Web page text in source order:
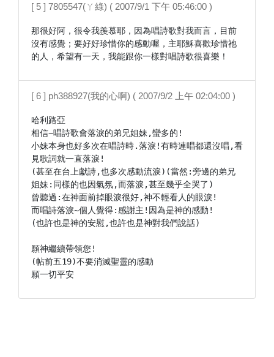
[ 5 ] 7805547(ㄚ綠) ( 2007/9/1 下午 05:46:00 )
那很好阿，很令我羨慕耶，因為唱詩歌對我而言，目前
沒有感覺；要好好珍惜你的感動喔，主耶穌喜歡珍惜祂
的人，希望有一天，我能跟你一樣對唱詩歌很喜樂！
[ 6 ] ph388927(我的心啊) ( 2007/9/2 上午 02:04:00 )
哈利路亞
相信~唱詩歌會落淚的弟兄姐妹,蠻多的!
小妹本身也好多次在唱詩時.落淚!有時連唱都還沒唱,看
見歌詞就一直落淚!
(甚至在台上獻詩,也多次感動流淚)(當然:旁邊的弟兄
姐妹:同樣的也因氣氛,而落淚,甚至幾乎全哭了)
曾聽過:在神面前掉眼淚很好,神不輕看人的眼淚!
而唱詩落淚~個人覺得:感謝主!因為是神的感動!
(也許也是神的安慰,也許也是神對我們說話)
願神繼續帶領您!
(帖前五19)不要消滅聖靈的感動
願一切平安